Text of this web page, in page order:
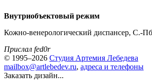
Внутриобъектовый режим
Кожно-венерологический диспансер, С.-
Прислал fed0r
© 1995–2026 Студия Артемия Лебедева
mailbox@artlebedev.ru, адреса и телефоны
Заказать дизайн...